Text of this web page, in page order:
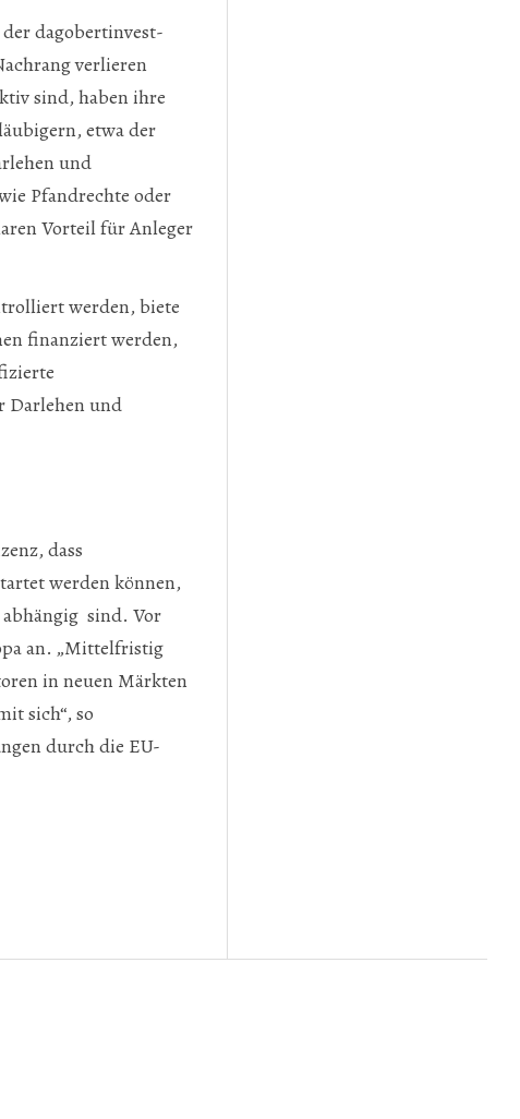
dagobertinvest-
verlieren
sind, haben ihre
etwa der
und
Pfandrechte oder
Vorteil für Anleger
werden, biete
finanziert werden,
Darlehen und
dass
werden können,
sind. Vor
an. „Mittelfristig
in neuen Märkten
sich“, so
durch die EU-
GUT – BETON TUT GUT – BETON IST GUT?